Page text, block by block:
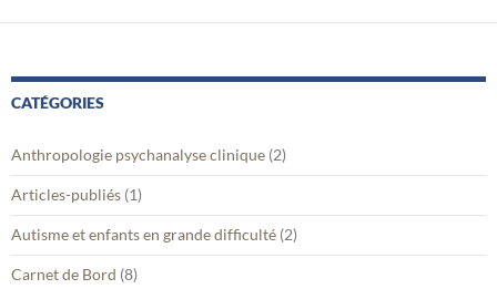
CATÉGORIES
Anthropologie psychanalyse clinique (2)
Articles-publiés (1)
Autisme et enfants en grande difficulté (2)
Carnet de Bord (8)